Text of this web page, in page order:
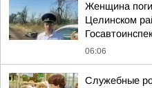
Женщина
Целинском
06:06
Служебные